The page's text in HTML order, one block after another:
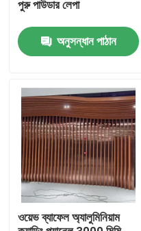
পণ্য
ভিডিও
আমাদের সম্পর্কে
পুরু পাউডার লেপা
অনুসন্ধান পাঠান
ওয়েভ ব্যাফেল অ্যালুমিনিয়াম